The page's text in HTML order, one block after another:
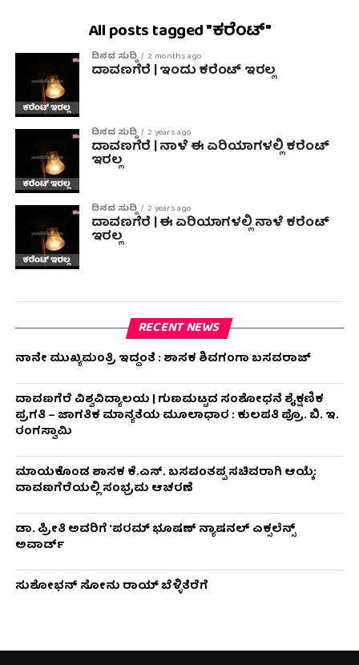
All posts tagged "ಕರೆಂಟ್"
ದಿನದ ಸುದ್ದಿ 2 months ago
ದಾವಣಗೆರೆ | ಇಂದು ಕರೆಂಟ್ ಇರಲ್ಲ
ದಿನದ ಸುದ್ದಿ 2 years ago
ದಾವಣಗೆರೆ | ನಾಳೆ ಈ ಏರಿಯಾಗಳಲ್ಲಿ ಕರೆಂಟ್
ಇರಲ್ಲ
ದಿನದ ಸುದ್ದಿ 2 years ago
ದಾವಣಗೆರೆ | ಈ ಏರಿಯಾಗಳಲ್ಲಿ ನಾಳೆ ಕರೆಂಟ್
ಇರಲ್ಲ
RECENT NEWS
ನಾನೇ ಮುಖ್ಯಮಂತ್ರಿ ಇದ್ದಂತೆ : ಶಾಸಕ ಶಿವಗಂಗಾ ಬಸವರಾಜ್
ದಾವಣಗೆರೆ ವಿಶ್ವವಿದ್ಯಾಲಯ | ಗುಣಮಟ್ಟದ ಸಂಶೋಧನೆ ಶೈಕ್ಷಣಿಕ
ಪ್ರಗತಿ – ಜಾಗತಿಕ ಮಾನ್ಯತೆಯ ಮೂಲಾಧಾರ : ಕುಲಪತಿ ಪ್ರೊ. ಬಿ. ಇ.
ರಂಗಸ್ವಾಮಿ
ಮಾಯಕೊಂಡ ಶಾಸಕ ಕೆ.ಎಸ್. ಬಸವಂತಪ್ಪ ಸಚಿವರಾಗಿ ಆಯ್ಕೆ:
ದಾವಣಗೆರೆಯಲ್ಲಿ ಸಂಭ್ರಮ ಆಚರಣೆ
ಡಾ. ಪ್ರೀತಿ ಅವರಿಗೆ ‘ಪರಮ್ ಭೂಷಣ್ ನ್ಯಾಷನಲ್ ಎಕ್ಸಲೆನ್ಸ್
ಅವಾರ್ಡ್
ಸುಶೋಭನ್ ಸೋನು ರಾಯ್ ಬೆಳ್ಳಿತೆರೆಗೆ